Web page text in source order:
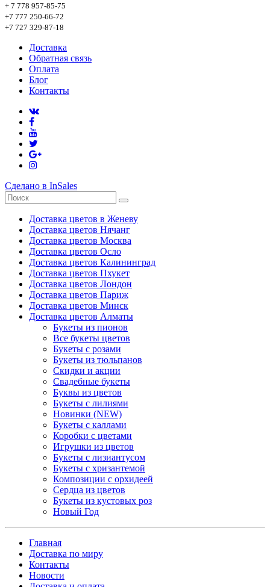
+ 7 778 957-85-75
+7 777 250-66-72
+7 727 329-87-18
Доставка
Обратная связь
Оплата
Блог
Контакты
Сделано в InSales
Доставка цветов в Женеву
Доставка цветов Нячанг
Доставка цветов Москва
Доставка цветов Осло
Доставка цветов Калининград
Доставка цветов Пхукет
Доставка цветов Лондон
Доставка цветов Париж
Доставка цветов Минск
Доставка цветов Алматы
Букеты из пионов
Все букеты цветов
Букеты с розами
Букеты из тюльпанов
Скидки и акции
Свадебные букеты
Буквы из цветов
Букеты с лилиями
Новинки (NEW)
Букеты с каллами
Коробки с цветами
Игрушки из цветов
Букеты с лизиантусом
Букеты с хризантемой
Композиции с орхидеей
Сердца из цветов
Букеты из кустовых роз
Новый Год
Главная
Доставка по миру
Контакты
Новости